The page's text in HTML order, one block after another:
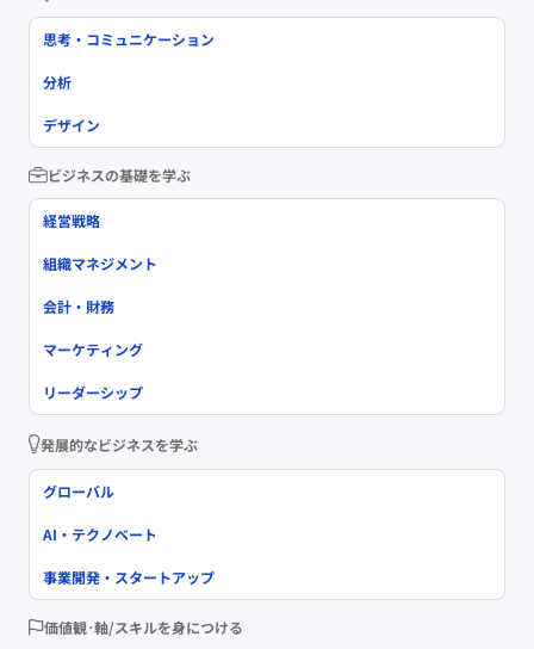
思考・コミュニケーション
分析
デザイン
ビジネスの基礎を学ぶ
経営戦略
組織マネジメント
会計・財務
マーケティング
リーダーシップ
発展的なビジネスを学ぶ
グローバル
AI・テクノベート
事業開発・スタートアップ
価値観･軸/スキルを身につける